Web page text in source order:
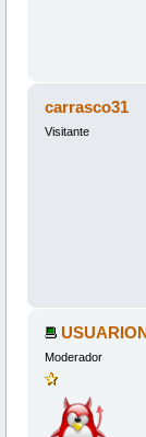
carrasco31
Visitante
Moderador